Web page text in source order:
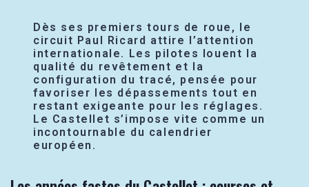
Dès ses premiers tours de roue, le
circuit Paul Ricard attire l’attention
internationale. Les pilotes louent la
qualité du revêtement et la
configuration du tracé, pensée pour
favoriser les dépassements tout en
restant exigeante pour les réglages.
Le Castellet s’impose vite comme un
incontournable du calendrier
européen.